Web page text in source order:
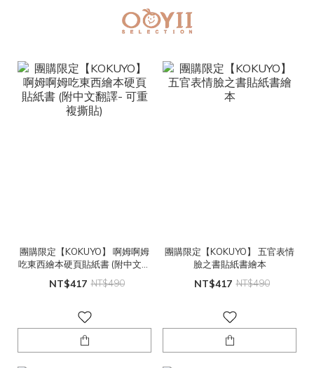
團購限定【KOKUYO】 啊姆啊姆
吃東西繪本硬頁貼紙書 (附中文翻
譯- 可重複撕貼)
NT$417 NT$490
團購限定【KOKUYO】 五官表情
臉之書貼紙書繪本
NT$417 NT$490